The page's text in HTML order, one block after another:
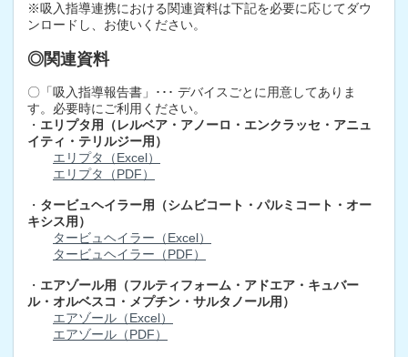
※吸入指導連携における関連資料は下記を必要に応じてダウ
ンロードし、お使いください。
◎関連資料
〇「吸入指導報告書」･･･ デバイスごとに用意してありま
す。必要時にご利用ください。
・ エリプタ用（レルベア・アノーロ・エンクラッセ・アニュ
イティ・テリルジー用）
エリプタ（Excel）
エリプタ（PDF）
・ タービュヘイラー用（シムビコート・パルミコート・オー
キシス用）
タービュヘイラー（Excel）
タービュヘイラー（PDF）
・ エアゾール用（フルティフォーム・アドエア・キュバー
ル・オルベスコ・メプチン・サルタノール用）
エアゾール（Excel）
エアゾール（PDF）